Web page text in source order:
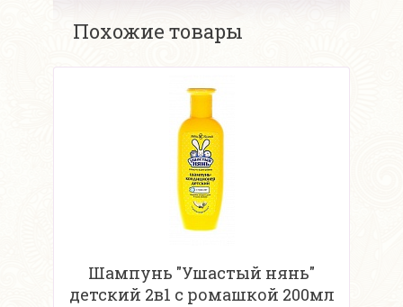
Похожие товары
Шампунь "Ушастый нянь"
детский 2в1 с ромашкой 200мл